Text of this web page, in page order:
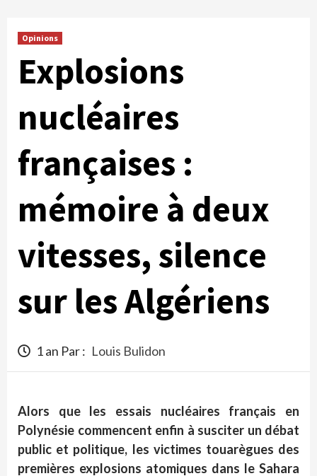
Opinions
Explosions
nucléaires
françaises :
mémoire à deux
vitesses, silence
sur les Algériens
1 an Par : Louis Bulidon
Alors que les essais nucléaires français en
Polynésie commencent enfin à susciter un débat
public et politique, les victimes touarègues des
premières explosions atomiques dans le Sahara